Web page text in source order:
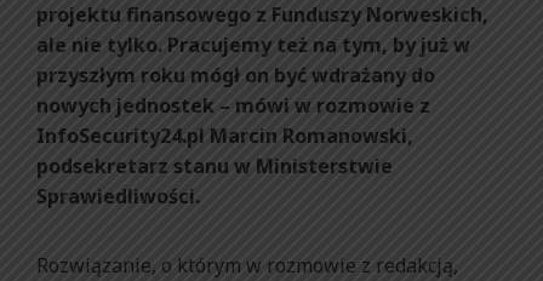
projektu finansowego z Funduszy Norweskich,
ale nie tylko. Pracujemy też na tym, by już w
przyszłym roku mógł on być wdrażany do
nowych jednostek – mówi w rozmowie z
InfoSecurity24.pl Marcin Romanowski,
podsekretarz stanu w Ministerstwie
Sprawiedliwości.
Rozwiązanie, o którym w rozmowie z redakcją,